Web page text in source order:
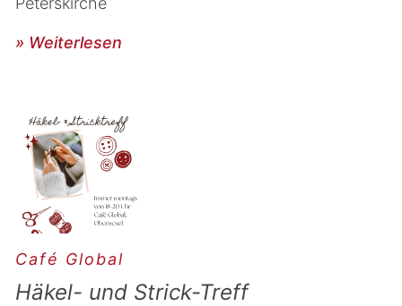
» Weiterlesen
Café Global
Häkel- und Strick-Treff